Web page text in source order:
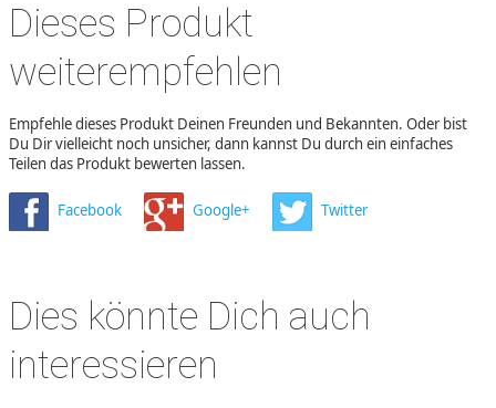
Dieses Produkt
weiterempfehlen
Empfehle dieses Produkt Deinen Freunden und Bekannten. Oder bist
Du Dir vielleicht noch unsicher, dann kannst Du durch ein einfaches
Teilen das Produkt bewerten lassen.
Facebook Google+ Twitter
Dies könnte Dich auch
interessieren